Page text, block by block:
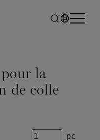
la
de colle
pc